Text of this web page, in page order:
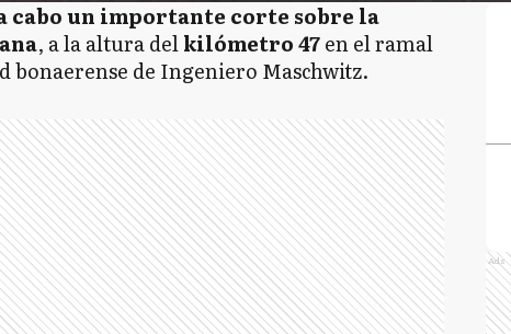
cabo un importante corte sobre la
, a la altura delkilómetro 47en el ramal
bonaerense de Ingeniero Maschwitz.
Ads